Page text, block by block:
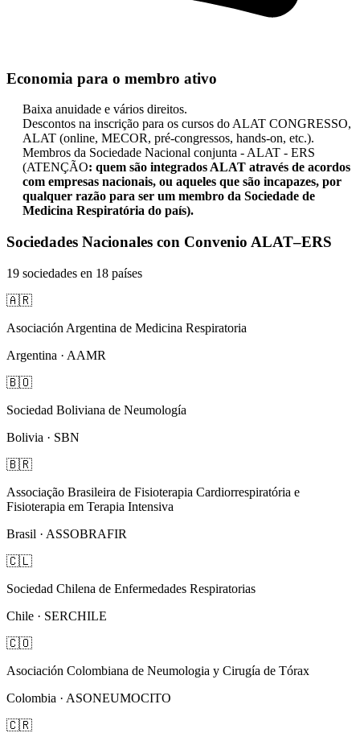
Economia para o membro ativo
Baixa anuidade e vários direitos.
Descontos na inscrição para os cursos do ALAT CONGRESSO,
ALAT (online, MECOR, pré-congressos, hands-on, etc.).
Membros da Sociedade Nacional conjunta - ALAT - ERS
(ATENÇÃO: quem são integrados ALAT através de acordos
com empresas nacionais, ou aqueles que são incapazes, por
qualquer razão para ser um membro da Sociedade de
Medicina Respiratória do país).
Sociedades Nacionales con Convenio ALAT–ERS
19 sociedades en 18 países
🇦🇷
Asociación Argentina de Medicina Respiratoria
Argentina · AAMR
🇧🇴
Sociedad Boliviana de Neumología
Bolivia · SBN
🇧🇷
Associação Brasileira de Fisioterapia Cardiorrespiratória e
Fisioterapia em Terapia Intensiva
Brasil · ASSOBRAFIR
🇨🇱
Sociedad Chilena de Enfermedades Respiratorias
Chile · SERCHILE
🇨🇴
Asociación Colombiana de Neumologia y Cirugía de Tórax
Colombia · ASONEUMOCITO
🇨🇷